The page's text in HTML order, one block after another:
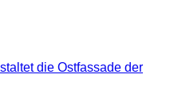
die Ostfassade der